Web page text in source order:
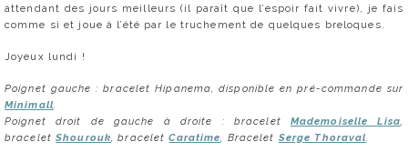
attendant des jours meilleurs (il paraît que l’espoir fait vivre), je fais
comme si et joue à l’été par le truchement de quelques breloques.
Joyeux lundi !
Poignet gauche : bracelet Hipanema, disponible en pré-commande sur
Minimall.
Poignet droit de gauche à droite : bracelet Mademoiselle Lisa,
braceletShourouk, braceletCaratime, Bracelet Serge Thoraval.